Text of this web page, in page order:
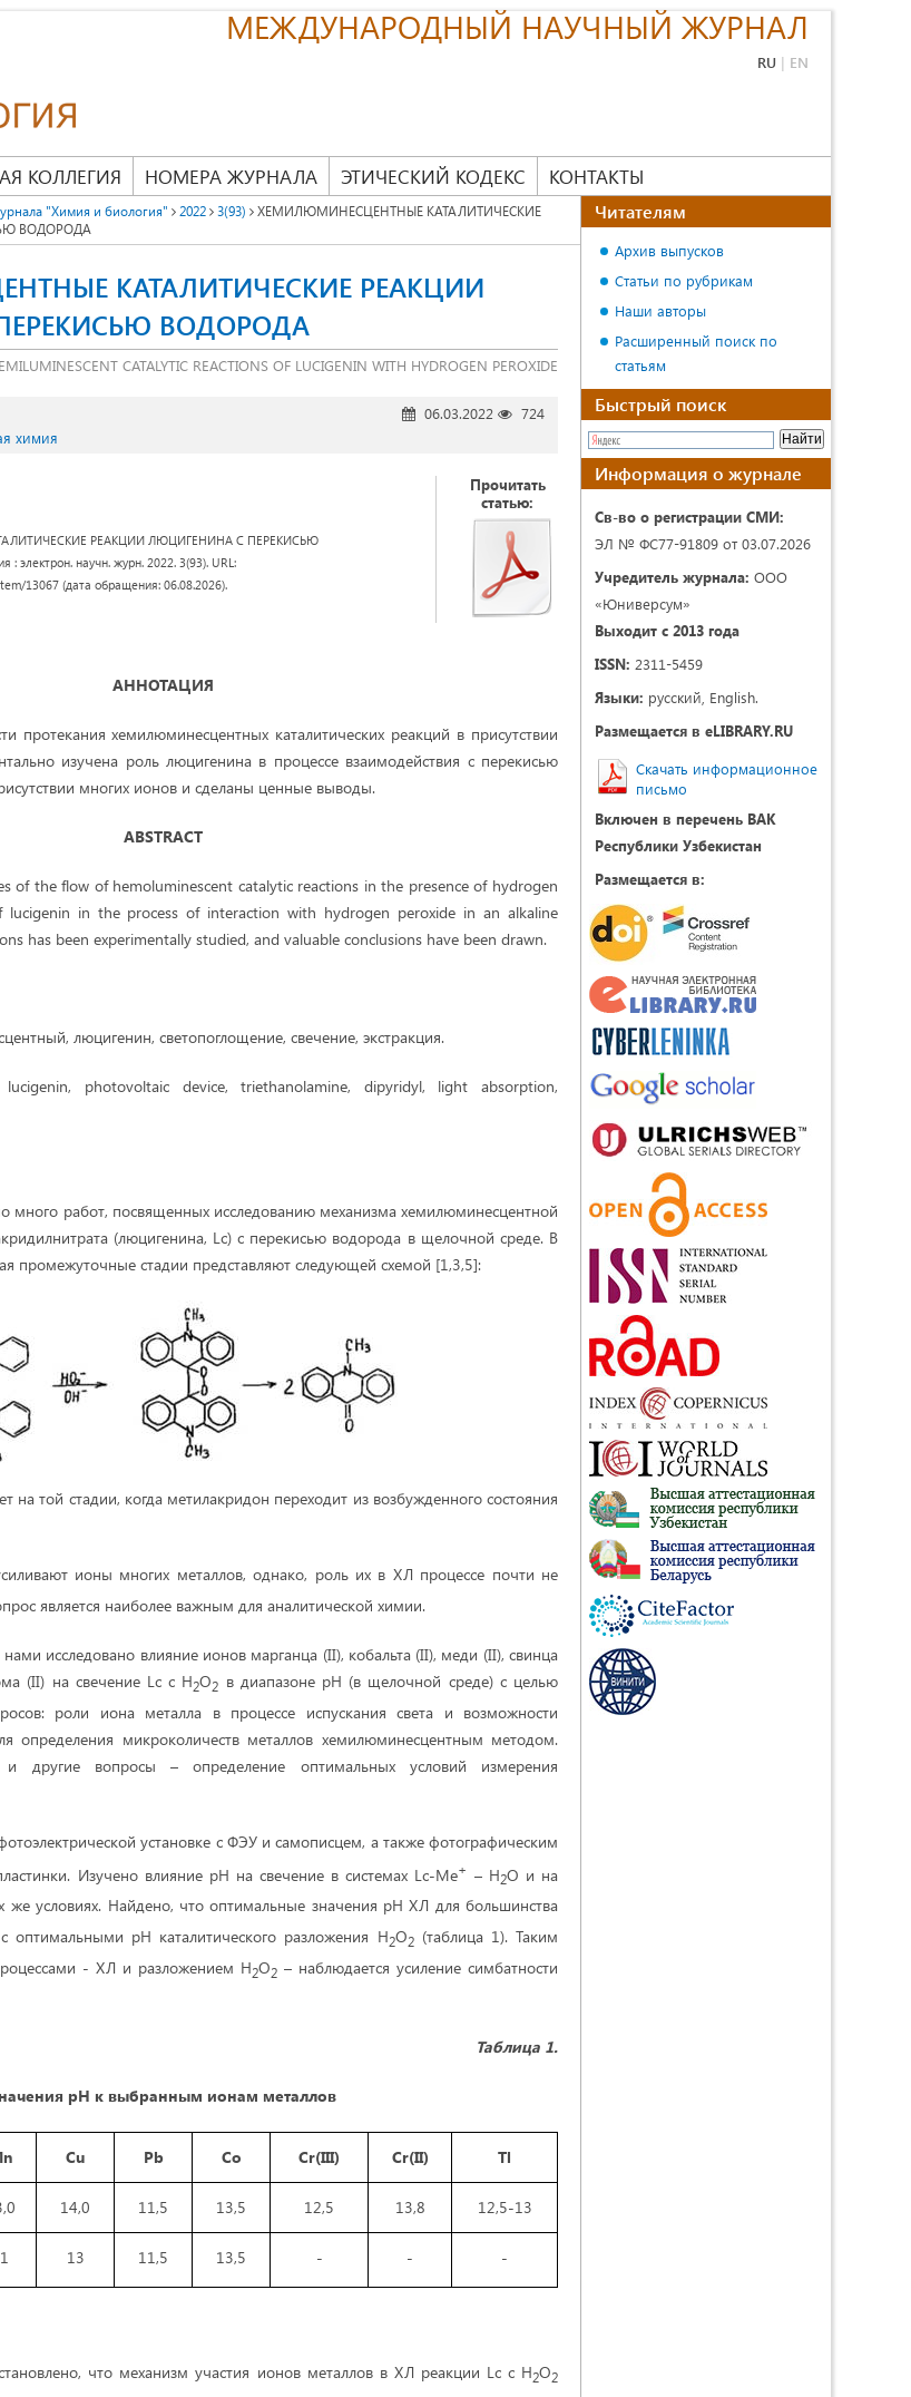
МЕЖДУНАРОДНЫЙ НАУЧНЫЙ ЖУРНАЛ
RU | EN
КОЛЛЕГИЯ НОМЕРА ЖУРНАЛА ЭТИЧЕСКИЙ КОДЕКС КОНТАКТЫ
"Химия и биология" 2022 3(93)
ХЕМИЛЮМИНЕСЦЕНТНЫЕ КАТАЛИТИЧЕСКИЕ
ВОДОРОДА
КАТАЛИТИЧЕСКИЕ РЕАКЦИИ
ВОДОРОДА
CATALYTIC REACTIONS OF LUCIGENIN WITH HYDROGEN PEROXIDE
06.03.2022
724
химия
РЕАКЦИИ ЛЮЦИГЕНИНА С ПЕРЕКИСЬЮ
электрон. научн. журн. 2022. 3(93). URL:
13067 (дата обращения: 06.08.2026).
Прочитать
статью:
АННОТАЦИЯ
протекания хемилюминесцентных каталитических реакций в присутствии
изучена роль люцигенина в процессе взаимодействия с перекисью
многих ионов и сделаны ценные выводы.
ABSTRACT
of the flow of hemoluminescent catalytic reactions in the presence of hydrogen
lucigenin in the process of interaction with hydrogen peroxide in an alkaline
has been experimentally studied, and valuable conclusions have been drawn.
люцигенин, светопоглощение, свечение, экстракция.
lucigenin, photovoltaic device, triethanolamine, dipyridyl, light absorption,
много работ, посвященных исследованию механизма хемилюминесцентной
(люцигенина, Lc) с перекисью водорода в щелочной среде. В
промежуточные стадии представляют следующей схемой [1,3,5]:
на той стадии, когда метилакридон переходит из возбужденного состояния
ионы многих металлов, однако, роль их в ХЛ процессе почти не
является наиболее важным для аналитической химии.
нами исследовано влияние ионов марганца (II), кобальта (II), меди (II), свинца
(II) на свечение Lc с Н2О2 в диапазоне рН (в щелочной среде) с целью
роли иона металла в процессе испускания света и возможности
определения микроколичеств металлов хемилюминесцентным методом.
и другие вопросы – определение оптимальных условий измерения
установке с ФЭУ и самописцем, а также фотографическим
Изучено влияние рН на свечение в системах Lc-Мe+ – H2O и на
же условиях. Найдено, что оптимальные значения рН ХЛ для большинства
оптимальными рН каталитического разложения H2O2(таблица 1). Таким
- ХЛ и разложением H2O2 – наблюдается усиление симбатности
Таблица 1.
рН к выбранным ионам металлов
Cu Pb Co Cr(III) Cr(II) Tl
14,0 11,5 13,5 12,5 13,8 12,5-13
13 11,5 13,5 - - -
что механизм участия ионов металлов в ХЛ реакции Lc с H2O2
Читателям
Архив выпусков
Статьи по рубрикам
Наши авторы
Расширенный поиск по
статьям
Быстрый поиск
Информация о журнале
Св-во о регистрации СМИ:
ЭЛ № ФС77-91809 от 03.07.2026
Учредитель журнала: ООО
«Юниверсум»
Выходит с 2013 года
ISSN: 2311-5459
Языки: русский, English.
Размещается в eLIBRARY.RU
Скачать информационное
письмо
Включен в перечень ВАК
Республики Узбекистан
Размещается в: